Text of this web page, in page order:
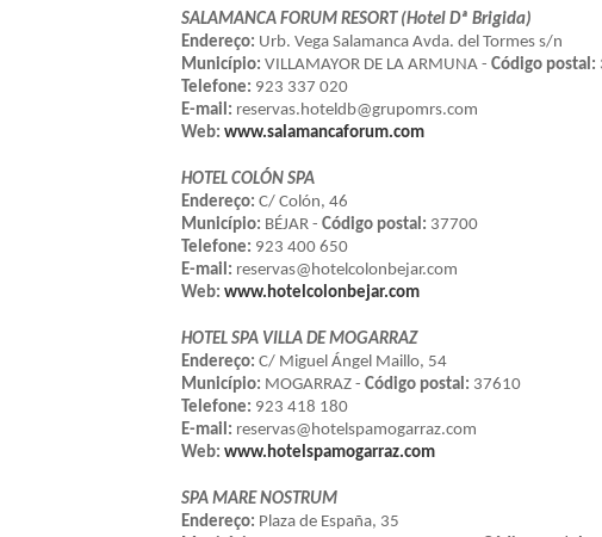
SALAMANCA FORUM RESORT (Hotel Dª Brigida)
Endereço: Urb. Vega Salamanca Avda. del Tormes s/n
Município: VILLAMAYOR DE LA ARMUNA - Código postal:
Telefone: 923 337 020
E-mail: reservas.hoteldb@grupomrs.com
Web: www.salamancaforum.com
HOTEL COLÓN SPA
Endereço: C/ Colón, 46
Município: BÉJAR - Código postal: 37700
Telefone: 923 400 650
E-mail: reservas@hotelcolonbejar.com
Web: www.hotelcolonbejar.com
HOTEL SPA VILLA DE MOGARRAZ
Endereço: C/ Miguel Ángel Maillo, 54
Município: MOGARRAZ - Código postal: 37610
Telefone: 923 418 180
E-mail: reservas@hotelspamogarraz.com
Web: www.hotelspamogarraz.com
SPA MARE NOSTRUM
Endereço: Plaza de España, 35